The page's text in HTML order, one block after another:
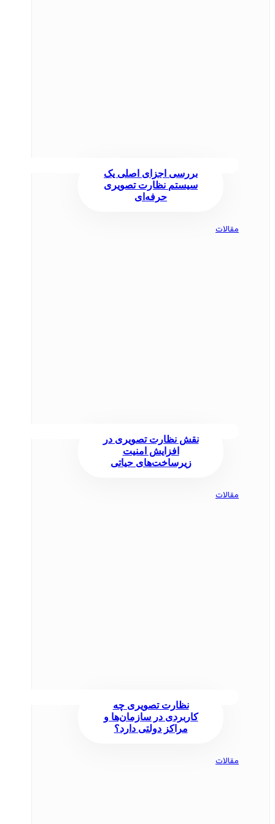
بررسی اجزای اصلی یک
سیستم نظارت تصویری
حرفه‌ای
مقالات
نقش نظارت تصویری در
افزایش امنیت
زیرساخت‌های حیاتی
مقالات
نظارت تصویری چه
کاربردی در سازمان‌ها و
مراکز دولتی دارد؟
مقالات